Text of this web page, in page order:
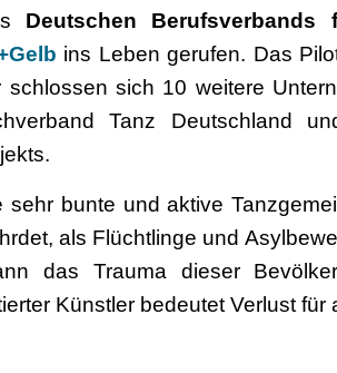
Deutschen Berufsverbands
ins Leben gerufen. Das
schlossen sich 10 weitere
Tanz Deutschland
sehr bunte und aktive
als Flüchtlinge und
das Trauma dieser
Künstler bedeutet Verlust für